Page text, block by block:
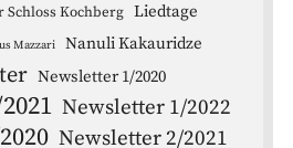
Kochberg Liedtage
Mazzari Nanuli Kakauridze
Newsletter 1/2020
Newsletter 1/2022
Newsletter 2/2021